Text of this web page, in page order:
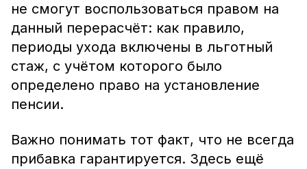
не смогут воспользоваться правом на
данный перерасчёт: как правило,
периоды ухода включены в льготный
стаж, с учётом которого было
определено право на установление
пенсии.
Важно понимать тот факт, что не всегда
прибавка гарантируется. Здесь ещё